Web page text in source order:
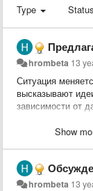
Type
Status
Предлагаю
hrombeta 13
Ситуация
высказывают
зависимости от
Show
hrombeta 13